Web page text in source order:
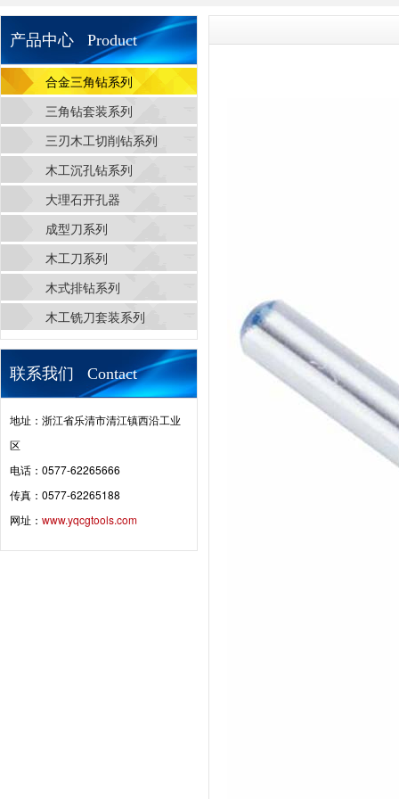
产品中心 Product
合金三角钻系列
三角钻套装系列
三刃木工切削钻系列
木工沉孔钻系列
大理石开孔器
成型刀系列
木工刀系列
木式排钻系列
木工铣刀套装系列
联系我们 Contact
地址：浙江省乐清市清江镇西沿工业
区
电话：0577-62265666
传真：0577-62265188
网址： www.yqcgtools.com